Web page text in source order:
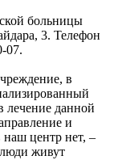
больницы
3. Телефон
07.
в
лечение данной
и
наш центр нет, –
живут